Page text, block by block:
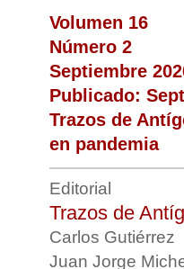
Volumen 16
Número 2
Septiembre
Publicado:
Trazos de
en pandemia
Editorial
Trazos de
Carlos Gutiérrez
Juan Jorge